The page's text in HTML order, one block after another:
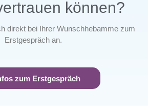
können?
direkt bei Ihrer Wunschhebamme zum
Erstgespräch an.
zum Erstgespräch